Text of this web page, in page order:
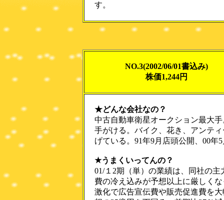
す。
NO.3(2002/06/01書込み)
株価1,244円
★どんな会社なの？
中古自動車衛星オークション最大
手がける。バイク、花き、アンテ
げている。91年9月店頭公開、00年
★うまくいってんの？
01/１2期（単）の業績は、同社の
費の冷え込みが予想以上に厳しく
激化で広告宣伝費や販売促進費を